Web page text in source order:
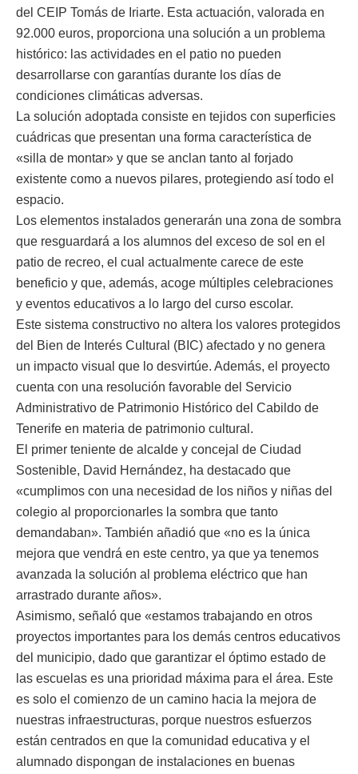
del CEIP Tomás de Iriarte. Esta actuación, valorada en
92.000 euros, proporciona una solución a un problema
histórico: las actividades en el patio no pueden
desarrollarse con garantías durante los días de
condiciones climáticas adversas.
La solución adoptada consiste en tejidos con superficies
cuádricas que presentan una forma característica de
«silla de montar» y que se anclan tanto al forjado
existente como a nuevos pilares, protegiendo así todo el
espacio.
Los elementos instalados generarán una zona de sombra
que resguardará a los alumnos del exceso de sol en el
patio de recreo, el cual actualmente carece de este
beneficio y que, además, acoge múltiples celebraciones
y eventos educativos a lo largo del curso escolar.
Este sistema constructivo no altera los valores protegidos
del Bien de Interés Cultural (BIC) afectado y no genera
un impacto visual que lo desvirtúe. Además, el proyecto
cuenta con una resolución favorable del Servicio
Administrativo de Patrimonio Histórico del Cabildo de
Tenerife en materia de patrimonio cultural.
El primer teniente de alcalde y concejal de Ciudad
Sostenible, David Hernández, ha destacado que
«cumplimos con una necesidad de los niños y niñas del
colegio al proporcionarles la sombra que tanto
demandaban». También añadió que «no es la única
mejora que vendrá en este centro, ya que ya tenemos
avanzada la solución al problema eléctrico que han
arrastrado durante años».
Asimismo, señaló que «estamos trabajando en otros
proyectos importantes para los demás centros educativos
del municipio, dado que garantizar el óptimo estado de
las escuelas es una prioridad máxima para el área. Este
es solo el comienzo de un camino hacia la mejora de
nuestras infraestructuras, porque nuestros esfuerzos
están centrados en que la comunidad educativa y el
alumnado dispongan de instalaciones en buenas